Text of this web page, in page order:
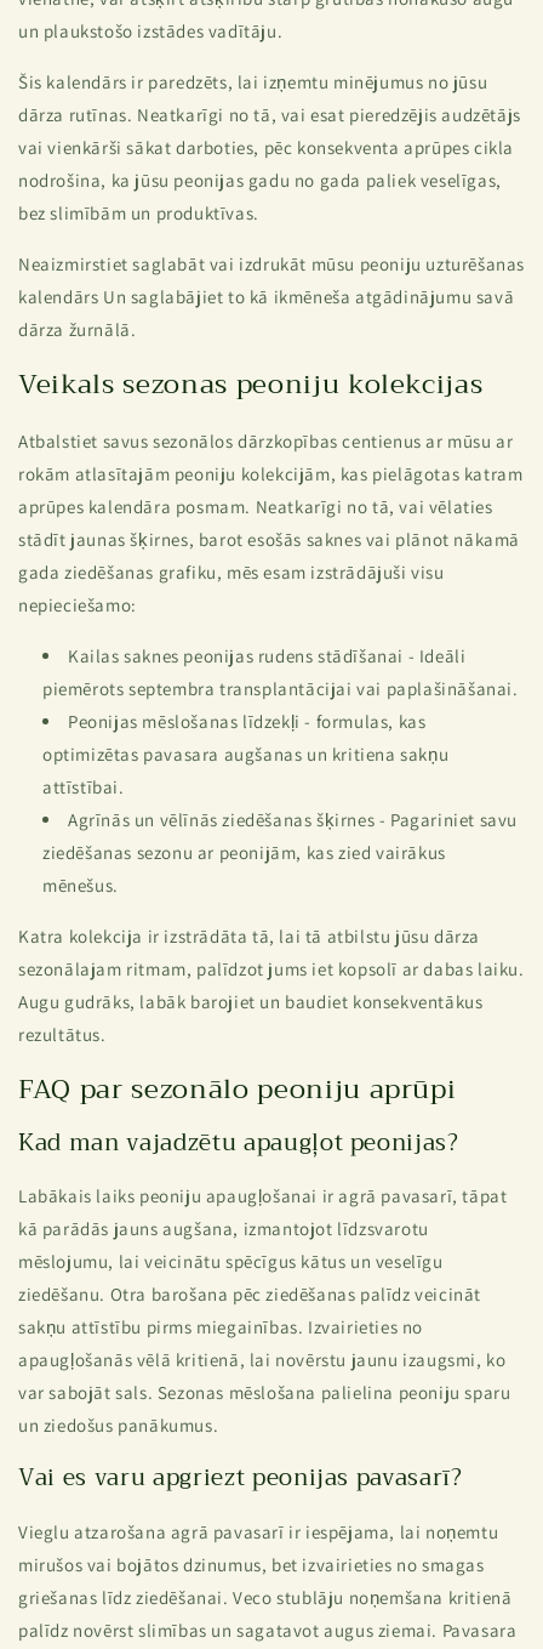
un plaukstošo izstādes vadītāju.
Šis kalendārs ir paredzēts, lai izņemtu minējumus no jūsu
dārza rutīnas. Neatkarīgi no tā, vai esat pieredzējis audzētājs
vai vienkārši sākat darboties, pēc konsekventa aprūpes cikla
nodrošina, ka jūsu peonijas gadu no gada paliek veselīgas,
bez slimībām un produktīvas.
Neaizmirstiet saglabāt vai izdrukāt mūsu peoniju uzturēšanas
kalendārs Un saglabājiet to kā ikmēneša atgādinājumu savā
dārza žurnālā.
Veikals sezonas peoniju kolekcijas
Atbalstiet savus sezonālos dārzkopības centienus ar mūsu ar
rokām atlasītajām peoniju kolekcijām, kas pielāgotas katram
aprūpes kalendāra posmam. Neatkarīgi no tā, vai vēlaties
stādīt jaunas šķirnes, barot esošās saknes vai plānot nākamā
gada ziedēšanas grafiku, mēs esam izstrādājuši visu
nepieciešamo:
Kailas saknes peonijas rudens stādīšanai - Ideāli
piemērots septembra transplantācijai vai paplašināšanai.
Peonijas mēslošanas līdzekļi - formulas, kas
optimizētas pavasara augšanas un kritiena sakņu
attīstībai.
Agrīnās un vēlīnās ziedēšanas šķirnes - Pagariniet savu
ziedēšanas sezonu ar peonijām, kas zied vairākus
mēnešus.
Katra kolekcija ir izstrādāta tā, lai tā atbilstu jūsu dārza
sezonālajam ritmam, palīdzot jums iet kopsolī ar dabas laiku.
Augu gudrāks, labāk barojiet un baudiet konsekventākus
rezultātus.
FAQ par sezonālo peoniju aprūpi
Kad man vajadzētu apaugļot peonijas?
Labākais laiks peoniju apaugļošanai ir agrā pavasarī, tāpat
kā parādās jauns augšana, izmantojot līdzsvarotu
mēslojumu, lai veicinātu spēcīgus kātus un veselīgu
ziedēšanu. Otra barošana pēc ziedēšanas palīdz veicināt
sakņu attīstību pirms miegainības. Izvairieties no
apaugļošanās vēlā kritienā, lai novērstu jaunu izaugsmi, ko
var sabojāt sals. Sezonas mēslošana palielina peoniju sparu
un ziedošus panākumus.
Vai es varu apgriezt peonijas pavasarī?
Vieglu atzarošana agrā pavasarī ir iespējama, lai noņemtu
mirušos vai bojātos dzinumus, bet izvairieties no smagas
griešanas līdz ziedēšanai. Veco stublāju noņemšana kritienā
palīdz novērst slimības un sagatavot augus ziemai. Pavasara